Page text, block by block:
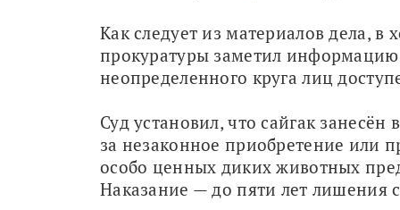
Как следует из материалов дела, в
прокуратуры заметил информацию
неопределенного круга лиц
Суд установил, что сайгак
за незаконное приобретение или
особо ценных диких животных
Наказание — до пяти лет лишения